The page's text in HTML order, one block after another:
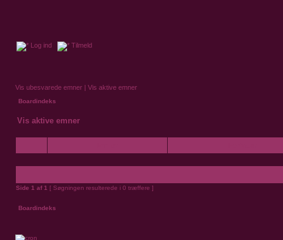
Log ind Tilmeld
Vis ubesvarede emner | Vis aktive emner
Boardindeks
Vis aktive emner
Side 1 af1 [ Søgningen resulterede i 0 træffere ]
Boardindeks